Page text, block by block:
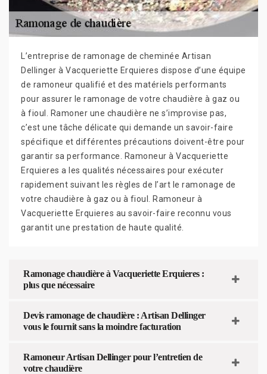
L’entreprise de ramonage de cheminée Artisan
Dellinger à Vacqueriette Erquieres dispose d’une équipe
de ramoneur qualifié et des matériels performants
pour assurer le ramonage de votre chaudière à gaz ou
à fioul. Ramoner une chaudière ne s’improvise pas,
c’est une tâche délicate qui demande un savoir-faire
spécifique et différentes précautions doivent-être pour
garantir sa performance. Ramoneur à Vacqueriette
Erquieres a les qualités nécessaires pour exécuter
rapidement suivant les règles de l’art le ramonage de
votre chaudière à gaz ou à fioul. Ramoneur à
Vacqueriette Erquieres au savoir-faire reconnu vous
garantit une prestation de haute qualité.
Ramonage chaudière à Vacqueriette Erquieres :
plus que nécessaire
Devis ramonage de chaudière : Artisan Dellinger
vous le fournit sans la moindre facturation
Ramoneur Artisan Dellinger pour l’entretien de
votre chaudière